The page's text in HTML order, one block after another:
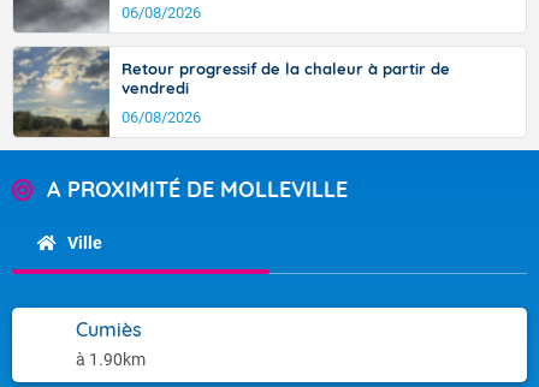
06/08/2026
Retour progressif de la chaleur à partir de
vendredi
06/08/2026
A PROXIMITÉ DE MOLLEVILLE
Ville
Cumiès
à 1.90km